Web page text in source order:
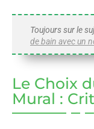
Toujours sur le
de bain avec un
Le Choix
Mural :